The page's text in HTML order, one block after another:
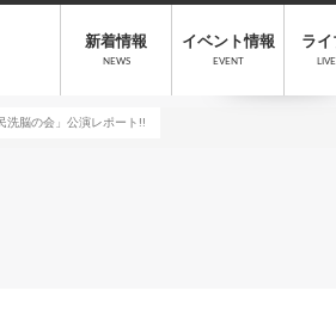
新着情報
NEWS
イベント情報
EVENT
ライ
洗脳の会」公演レポート!!